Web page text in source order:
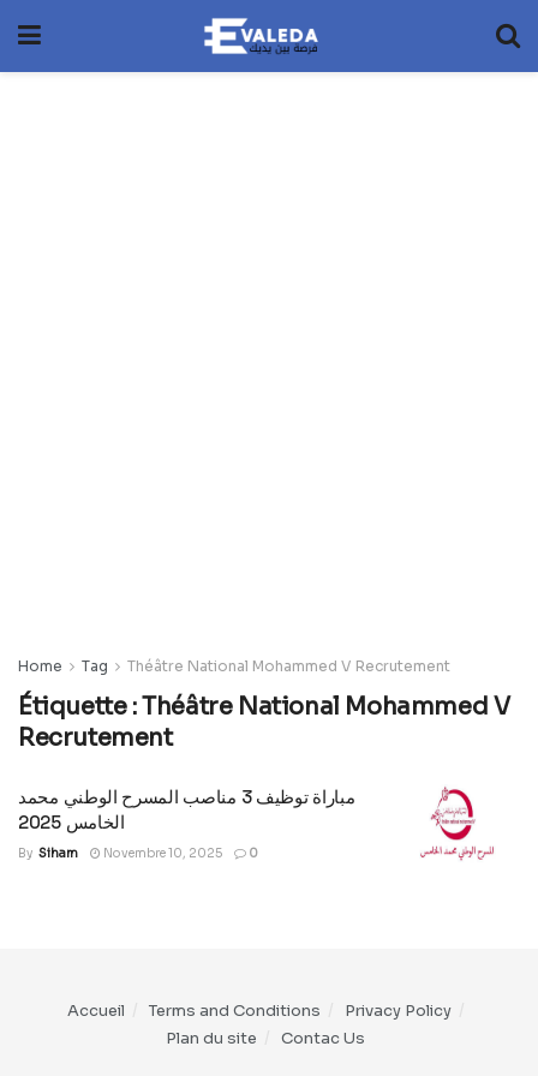
Home Tag Théâtre National Mohammed V Recrutement
Étiquette :Théâtre National Mohammed V
Recrutement
مباراة توظيف 3 مناصب المسرح الوطني محمد
الخامس 2025
By Siham Novembre 10, 2025 0
Accueil Terms and Conditions
Privacy Policy
Plan du site
Contac Us